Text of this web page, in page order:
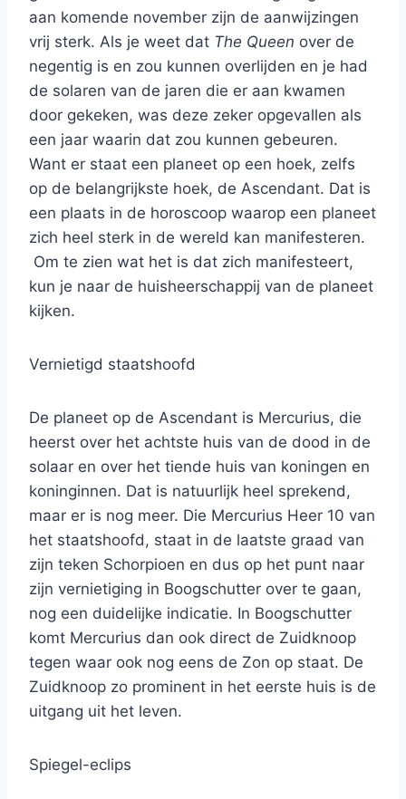
aan komende november zijn de aanwijzingen
vrij sterk. Als je weet dat The Queen over de
negentig is en zou kunnen overlijden en je had
de solaren van de jaren die er aan kwamen
door gekeken, was deze zeker opgevallen als
een jaar waarin dat zou kunnen gebeuren.
Want er staat een planeet op een hoek, zelfs
op de belangrijkste hoek, de Ascendant. Dat is
een plaats in de horoscoop waarop een planeet
zich heel sterk in de wereld kan manifesteren.
Om te zien wat het is dat zich manifesteert,
kun je naar de huisheerschappij van de planeet
kijken.
Vernietigd staatshoofd
De planeet op de Ascendant is Mercurius, die
heerst over het achtste huis van de dood in de
solaar en over het tiende huis van koningen en
koninginnen. Dat is natuurlijk heel sprekend,
maar er is nog meer. Die Mercurius Heer 10 van
het staatshoofd, staat in de laatste graad van
zijn teken Schorpioen en dus op het punt naar
zijn vernietiging in Boogschutter over te gaan,
nog een duidelijke indicatie. In Boogschutter
komt Mercurius dan ook direct de Zuidknoop
tegen waar ook nog eens de Zon op staat. De
Zuidknoop zo prominent in het eerste huis is de
uitgang uit het leven.
Spiegel-eclips